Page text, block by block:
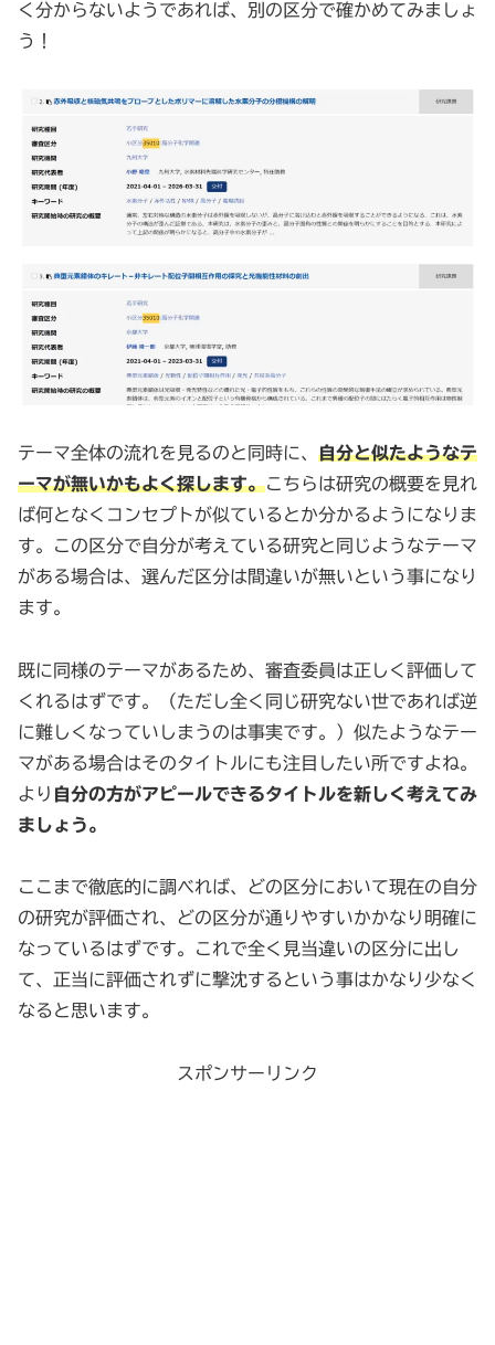
く分からないようであれば、別の区分で確かめてみましょ
う！
テーマ全体の流れを見るのと同時に、 自分と似たようなテ
ーマが無いかもよく探します。こちらは研究の概要を見れ
ば何となくコンセプトが似ているとか分かるようになりま
す。この区分で自分が考えている研究と同じようなテーマ
がある場合は、選んだ区分は間違いが無いという事になり
ます。
既に同様のテーマがあるため、審査委員は正しく評価して
くれるはずです。（ただし全く同じ研究ない世であれば逆
に難しくなっていしまうのは事実です。）似たようなテー
マがある場合はそのタイトルにも注目したい所ですよね。
より 自分の方がアピールできるタイトルを新しく考えてみ
ましょう。
ここまで徹底的に調べれば、どの区分において現在の自分
の研究が評価され、どの区分が通りやすいかかなり明確に
なっているはずです。これで全く見当違いの区分に出し
て、正当に評価されずに撃沈するという事はかなり少なく
なると思います。
スポンサーリンク